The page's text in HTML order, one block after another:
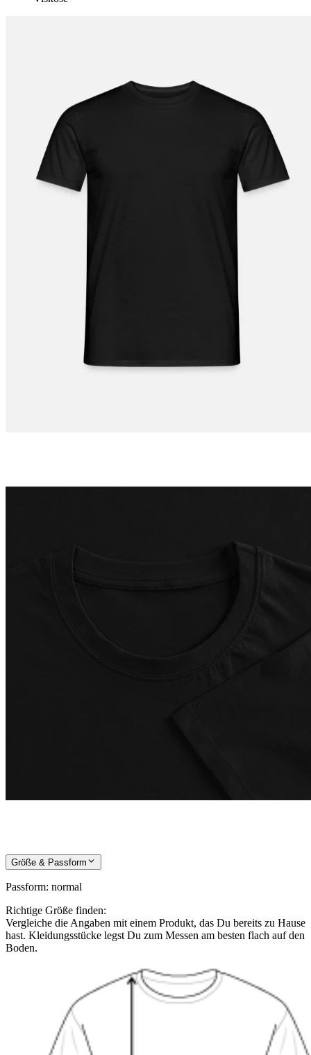
Größe & Passform
Passform: normal
Richtige Größe finden:
Vergleiche die Angaben mit einem Produkt, das Du bereits zu Hause
hast. Kleidungsstücke legst Du zum Messen am besten flach auf den
Boden.